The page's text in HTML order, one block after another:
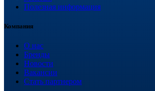
Полезная информация
Компания
О нас
Бренды
Новости
Вакансии
Стать партнером